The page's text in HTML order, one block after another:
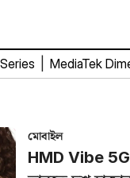
MediaTek
মোবাইল
HMD Vibe